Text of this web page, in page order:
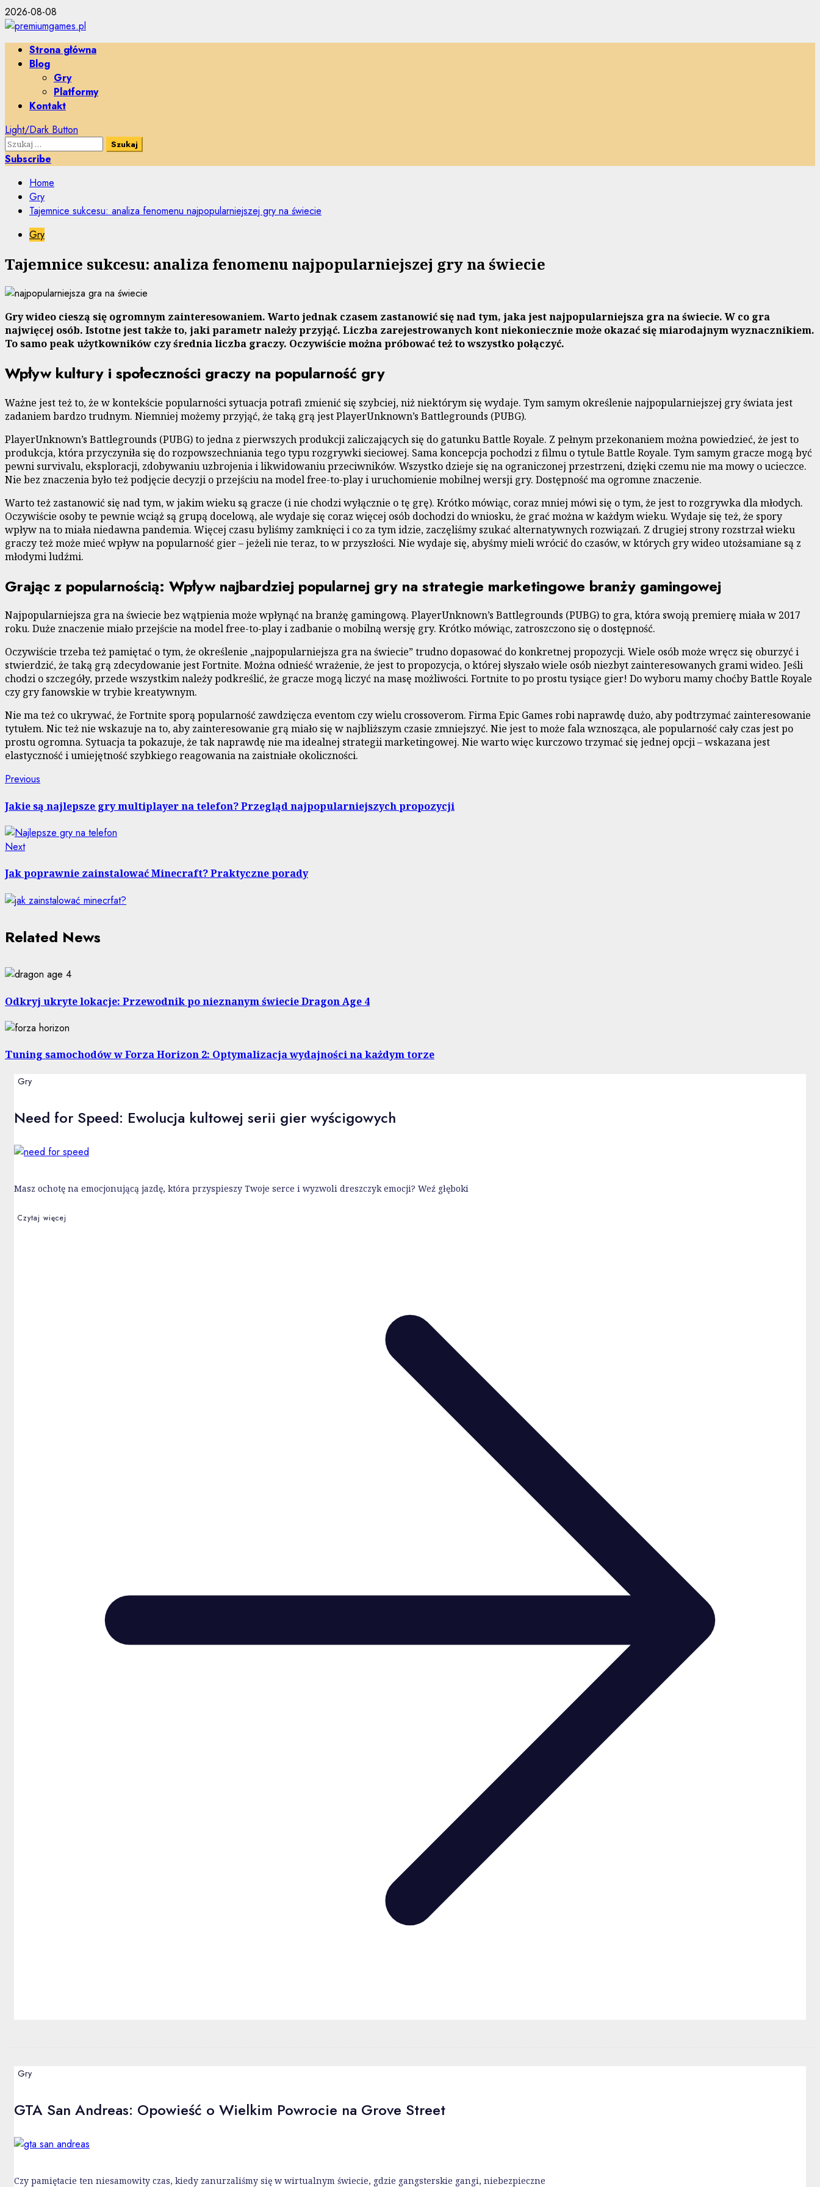
Skip
to
content
2026-08-08
Primary
Menu
Strona główna
Blog
Gry
Platformy
Kontakt
Light/Dark Button
Szukaj:
Subscribe
Home
Gry
Tajemnice sukcesu: analiza fenomenu najpopularniejszej gry na świecie
Gry
Tajemnice sukcesu: analiza fenomenu najpopularniejszej gry na świecie
Gry wideo cieszą się ogromnym zainteresowaniem. Warto jednak czasem zastanowić się nad tym, jaka jest najpopularniejsza gra na świecie. W co gra
najwięcej osób. Istotne jest także to, jaki parametr należy przyjąć. Liczba zarejestrowanych kont niekoniecznie może okazać się miarodajnym wyznacznikiem.
To samo peak użytkowników czy średnia liczba graczy. Oczywiście można próbować też to wszystko połączyć.
Wpływ kultury i społeczności graczy na popularność gry
Ważne jest też to, że w kontekście popularności sytuacja potrafi zmienić się szybciej, niż niektórym się wydaje. Tym samym określenie najpopularniejszej gry świata jest
zadaniem bardzo trudnym. Niemniej możemy przyjąć, że taką grą jest PlayerUnknown’s Battlegrounds (PUBG).
PlayerUnknown’s Battlegrounds (PUBG) to jedna z pierwszych produkcji zaliczających się do gatunku Battle Royale. Z pełnym przekonaniem można powiedzieć, że jest to
produkcja, która przyczyniła się do rozpowszechniania tego typu rozgrywki sieciowej. Sama koncepcja pochodzi z filmu o tytule Battle Royale. Tym samym gracze mogą być
pewni survivalu, eksploracji, zdobywaniu uzbrojenia i likwidowaniu przeciwników. Wszystko dzieje się na ograniczonej przestrzeni, dzięki czemu nie ma mowy o ucieczce.
Nie bez znaczenia było też podjęcie decyzji o przejściu na model free-to-play i uruchomienie mobilnej wersji gry. Dostępność ma ogromne znaczenie.
Warto też zastanowić się nad tym, w jakim wieku są gracze (i nie chodzi wyłącznie o tę grę). Krótko mówiąc, coraz mniej mówi się o tym, że jest to rozgrywka dla młodych.
Oczywiście osoby te pewnie wciąż są grupą docelową, ale wydaje się coraz więcej osób dochodzi do wniosku, że grać można w każdym wieku. Wydaje się też, że spory
wpływ na to miała niedawna pandemia. Więcej czasu byliśmy zamknięci i co za tym idzie, zaczęliśmy szukać alternatywnych rozwiązań. Z drugiej strony rozstrzał wieku
graczy też może mieć wpływ na popularność gier – jeżeli nie teraz, to w przyszłości. Nie wydaje się, abyśmy mieli wrócić do czasów, w których gry wideo utożsamiane są z
młodymi ludźmi.
Grając z popularnością: Wpływ najbardziej popularnej gry na strategie marketingowe branży gamingowej
Najpopularniejsza gra na świecie bez wątpienia może wpłynąć na branżę gamingową. PlayerUnknown’s Battlegrounds (PUBG) to gra, która swoją premierę miała w 2017
roku. Duże znaczenie miało przejście na model free-to-play i zadbanie o mobilną wersję gry. Krótko mówiąc, zatroszczono się o dostępność.
Oczywiście trzeba też pamiętać o tym, że określenie „najpopularniejsza gra na świecie” trudno dopasować do konkretnej propozycji. Wiele osób może wręcz się oburzyć i
stwierdzić, że taką grą zdecydowanie jest Fortnite. Można odnieść wrażenie, że jest to propozycja, o której słyszało wiele osób niezbyt zainteresowanych grami wideo. Jeśli
chodzi o szczegóły, przede wszystkim należy podkreślić, że gracze mogą liczyć na masę możliwości. Fortnite to po prostu tysiące gier! Do wyboru mamy choćby Battle Royale
czy gry fanowskie w trybie kreatywnym.
Nie ma też co ukrywać, że Fortnite sporą popularność zawdzięcza eventom czy wielu crossoverom. Firma Epic Games robi naprawdę dużo, aby podtrzymać zainteresowanie
tytułem. Nic też nie wskazuje na to, aby zainteresowanie grą miało się w najbliższym czasie zmniejszyć. Nie jest to może fala wznosząca, ale popularność cały czas jest po
prostu ogromna. Sytuacja ta pokazuje, że tak naprawdę nie ma idealnej strategii marketingowej. Nie warto więc kurczowo trzymać się jednej opcji – wskazana jest
elastyczność i umiejętność szybkiego reagowania na zaistniałe okoliczności.
Continue
Reading
Previous
Jakie są najlepsze gry multiplayer na telefon? Przegląd najpopularniejszych propozycji
NextNext
Jak poprawnie zainstalować Minecraft? Praktyczne porady
Related News
Odkryj ukryte lokacje: Przewodnik po nieznanym świecie Dragon Age 4
Tuning samochodów w Forza Horizon 2: Optymalizacja wydajności na każdym torze
Gry
Need for Speed: Ewolucja kultowej serii gier wyścigowych
Masz ochotę na emocjonującą jazdę, która przyspieszy Twoje serce i wyzwoli dreszczyk emocji? Weź głęboki
Czytaj więcej
Gry
GTA San Andreas: Opowieść o Wielkim Powrocie na Grove Street
Czy pamiętacie ten niesamowity czas, kiedy zanurzaliśmy się w wirtualnym świecie, gdzie gangsterskie gangi, niebezpieczne